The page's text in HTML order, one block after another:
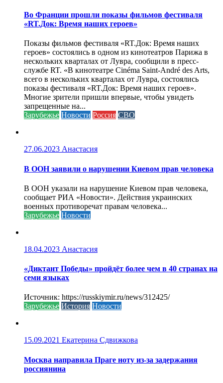
Во Франции прошли показы фильмов фестиваля
«RT.Док: Время наших героев»
Показы фильмов фестиваля «RT.Док: Время наших
героев» состоялись в одном из кинотеатров Парижа в
нескольких кварталах от Лувра, сообщили в пресс-
службе RT. «В кинотеатре Cinéma Saint-André des Arts,
всего в нескольких кварталах от Лувра, состоялись
показы фестиваля «RT.Док: Время наших героев».
Многие зрители пришли впервые, чтобы увидеть
запрещенные на...
Зарубежье Новости Россия СВО
27.06.2023 Анастасия
В ООН заявили о нарушении Киевом прав человека
В ООН указали на нарушение Киевом прав человека,
сообщает РИА «Новости». Действия украинских
военных противоречат правам человека...
Зарубежье Новости
18.04.2023 Анастасия
«Диктант Победы» пройдёт более чем в 40 странах на
семи языках
Источник: https://russkiymir.ru/news/312425/
Зарубежье История Новости
15.09.2021 Екатерина Сдвижкова
Москва направила Праге ноту из-за задержания
россиянина